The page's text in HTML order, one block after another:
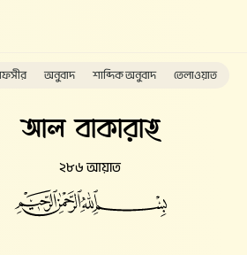
অনুবাদ শাব্দিক অনুবাদ তেলাওয়াত
আল বাকারাহ
২৮৬ আয়াত